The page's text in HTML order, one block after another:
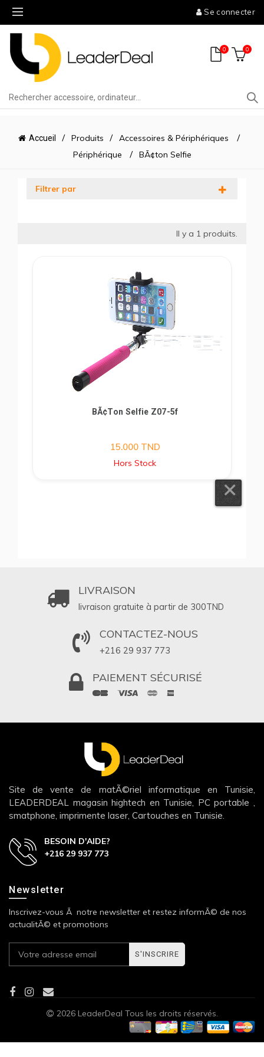
Se connecter
0 0
Accueil Produits
Accessoires & Périphériques
Périphérique
BÃ¢ton Selfie
Filtrer par
Il y a 1 produits.
BÃ¢ton Selfie Z07-5f
15.000TND
Hors Stock
LIVRAISON
livraison gratuite à partir de 300TND
CONTACTEZ-NOUS
+216 29 937 773
PAIEMENT SÉCURISÉ
Site de vente de matÃ©riel informatique en Tunisie,
LEADERDEAL magasin hightech en Tunisie, PC portable ,
smatphone, imprimente laser, Cartouches en Tunisie.
BESOIN D'AIDE?
+216 29 937 773
Newsletter
Inscrivez-vous Ã notre newsletter et restez informÃ© de nos
actualitÃ© et promotions
S'INSCRIRE
2026 LeaderDeal Tous les droits réservés.